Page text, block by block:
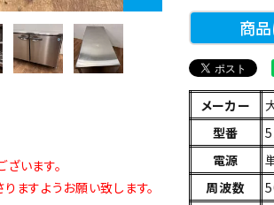
います。
ますようお願い致します。
商
メーカー
型番
電源
周波数